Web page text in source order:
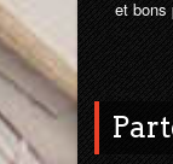
et bons